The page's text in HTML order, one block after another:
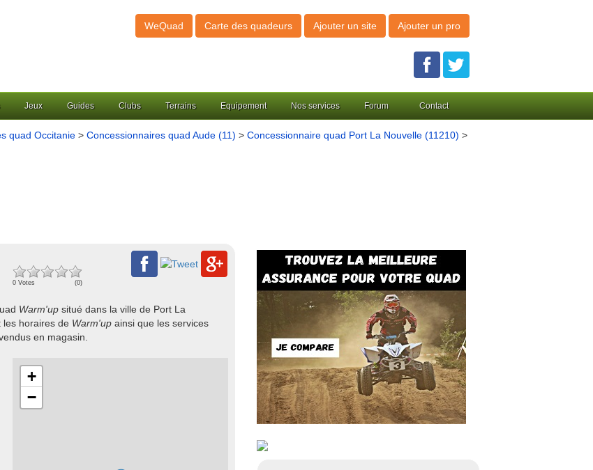
WeQuad Carte des quadeurs Ajouter un site Ajouter un pro
Jeux Guides Clubs Terrains Equipement Nos services Forum Contact
quad Occitanie > Concessionnaires quad Aude (11) > Concessionnaire quad Port La Nouvelle (11210) >
0 Votes (0)
Warm'up situé dans la ville de Port La
les horaires de Warm'up ainsi que les services
en magasin.
+
−